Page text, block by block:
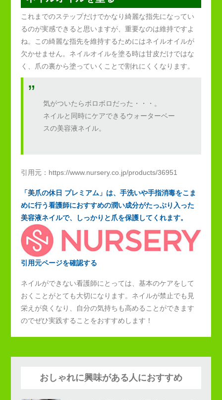
これまでのステップだけでかなり綺麗な指先になってい
るのが実感できると思いますが、重要なのは維持ですよ
ね。この綺麗な指先を維持するためにはネイルオイルが
欠かせません。ネイルオイルを塗る時は甘皮だけではな
く、爪の裏から塗っていくことで割れにくくなります。
気がついたらボロボロだった・・・。
ネイルと同時にケアできるウォーターベー
スの美容液ネイル。
引用元：https://www.nursery.co.jp/products/36951
「美爪の休日 プレミアム」は、手洗いや手指消毒をこま
めに行う看護師におすすめの潤い成分がたっぷり入った
美容液ネイルで、しっかりと爪を保護してくれます。
引用元ページを確認する
ネイルができない看護師にとっては、基本のケアをして
おくことがとても大切になります。ネイルが禁止でも見
栄えが良くなり、自分の気持ちも高めることができます
のでぜひ実践することをおすすめします！
おしゃれに興味がある人におすすめ